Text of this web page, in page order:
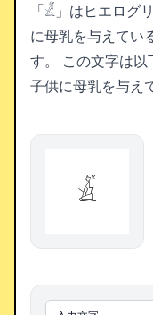
「𓁕」はヒエログ
に母乳を与えてい
す。
この文字は以
子供に母乳を与え
𓁕